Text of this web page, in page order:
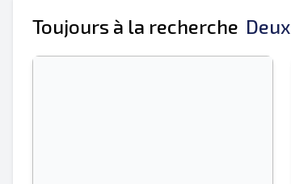
Toujours à la recherche